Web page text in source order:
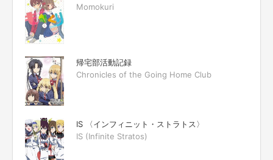
Momokuri
帰宅部活動記録
Chronicles of the Going Home Club
IS 〈インフィニット・ストラトス〉
IS (Infinite Stratos)